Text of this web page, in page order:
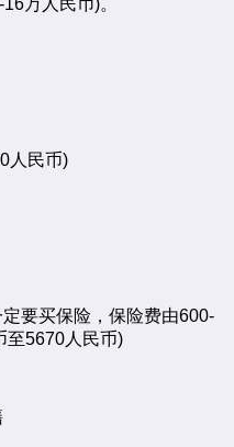
人民币)
要买保险，保险费由600-
至5670人民币)